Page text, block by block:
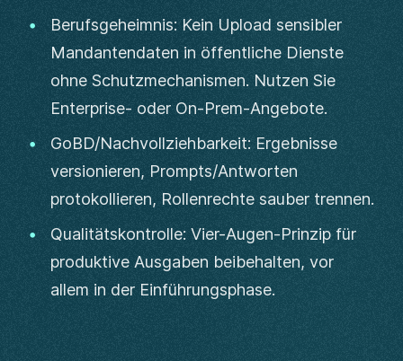
Berufsgeheimnis: Kein Upload sensibler
Mandantendaten in öffentliche Dienste
ohne Schutzmechanismen. Nutzen Sie
Enterprise- oder On-Prem-Angebote.
GoBD/Nachvollziehbarkeit: Ergebnisse
versionieren, Prompts/Antworten
protokollieren, Rollenrechte sauber trennen.
Qualitätskontrolle: Vier-Augen-Prinzip für
produktive Ausgaben beibehalten, vor
allem in der Einführungsphase.